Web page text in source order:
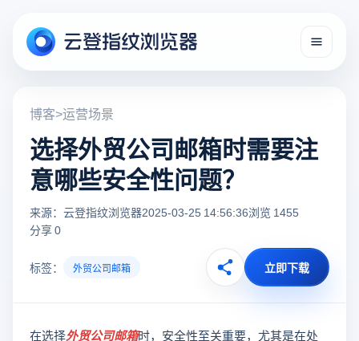
博客>运营场景
选择外贸公司邮箱时需要注
意哪些安全性问题？
来源：云登指纹浏览器2025-03-25 14:56:36浏览 1455
分享 0
标签： 外贸公司邮箱 立即下载
在选择外贸公司邮箱时，安全性至关重要，尤其是在处